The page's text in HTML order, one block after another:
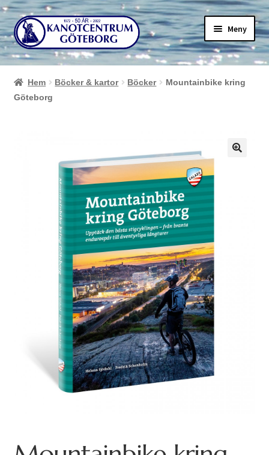
Hoppa
till
navigering
Hoppa
till
innehåll
Meny
Hem Böcker & kartor Böcker
Mountainbike kring
Göteborg